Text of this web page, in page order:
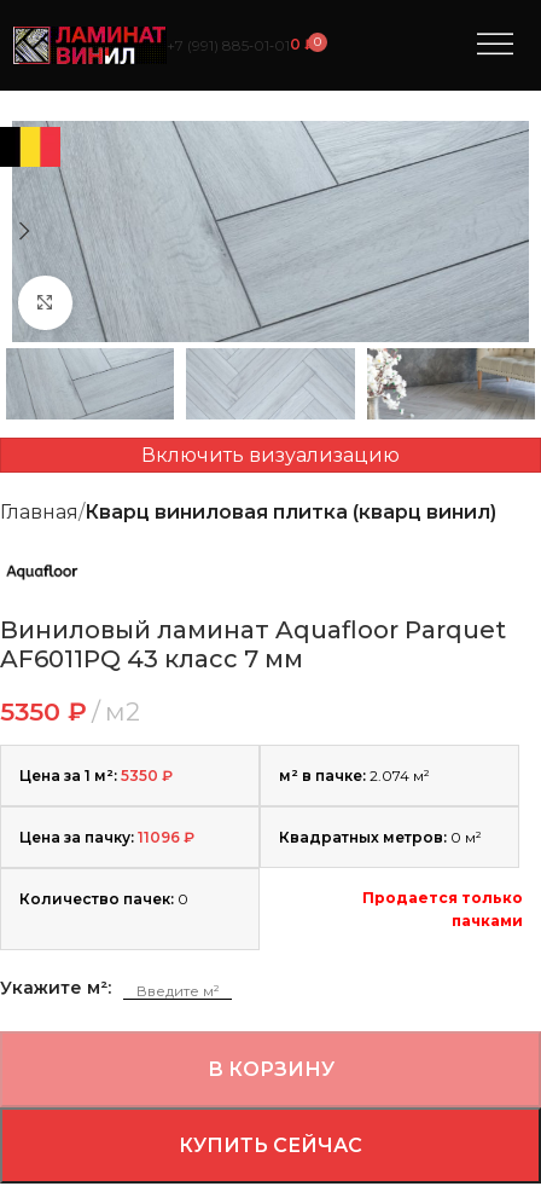
+7 (991) 885‑01‑010₽0
Нажмите, чтобы увеличить
Включить визуализацию
Главная Кварц виниловая плитка (кварц винил)
Виниловый ламинат Aquafloor Parquet
AF6011PQ 43 класс 7 мм
5350 ₽ м2
Цена за 1 м²: 5350 ₽ м² в пачке: 2.074 м²
Цена за пачку: 11096 ₽ Квадратных метров: 0 м²
Количество пачек: 0
Продается только
пачками
Укажите м²:
В КОРЗИНУ
КУПИТЬ СЕЙЧАС